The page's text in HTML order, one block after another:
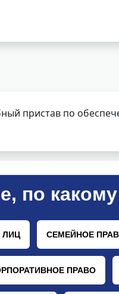
пристав по